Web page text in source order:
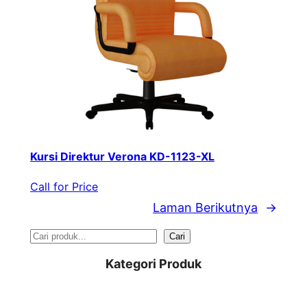
Kursi Direktur Verona KD-1123-XL
Call for Price
Laman Berikutnya →
S
Cari
Kategori Produk